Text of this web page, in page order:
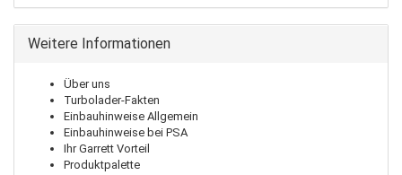
Weitere Informationen
Über uns
Turbolader-Fakten
Einbauhinweise Allgemein
Einbauhinweise bei PSA
Ihr Garrett Vorteil
Produktpalette